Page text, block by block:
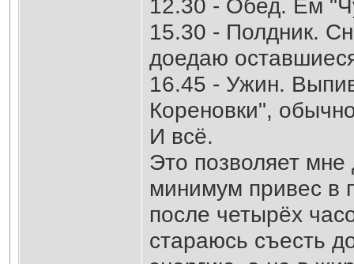
12.30 - Обед. Ем
15.30 - Полдник.
доедаю
16.45 - Ужин.
Кореновки",
И всё.
Это позволяет
минимум привес в
после четырёх
стараюсь съесть